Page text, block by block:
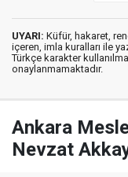
UYARI: Küfür, hakaret,
içeren, imla kuralları ile
Türkçe karakter
onaylanmamaktadır.
Ankara
Nevzat